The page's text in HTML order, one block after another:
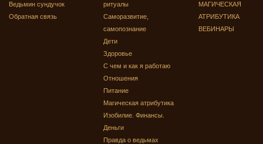
Ведьмин сундучок
Обратная связь
ритуалы
Саморазвитие,
самопознание
Дети
Здоровье
С чем и как я работаю
Отношения
Питание
Магическая атрибутика
Изобилие. Финансы.
Деньги
Правда о ведьмах
МАГИЧЕСКАЯ
АТРИБУТИКА
ВЕБИНАРЫ